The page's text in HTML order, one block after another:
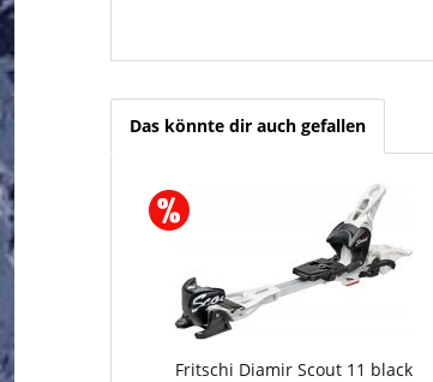
Das könnte dir auch gefallen
Fritschi Diamir Scout 11 black